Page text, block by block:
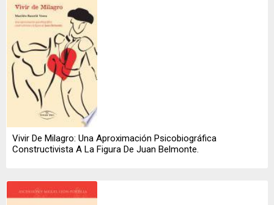
Vivir De Milagro: Una Aproximación Psicobiográfica
Constructivista A La Figura De Juan Belmonte.